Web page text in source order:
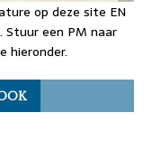
op deze site EN
Stuur een PM naar
hieronder.